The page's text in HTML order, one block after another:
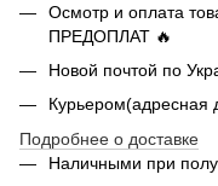
Осмотр и оплата
ПРЕДОПЛАТ 🔥
Новой почтой по
Курьером(адресная
Подробнее о доставке
Наличными при